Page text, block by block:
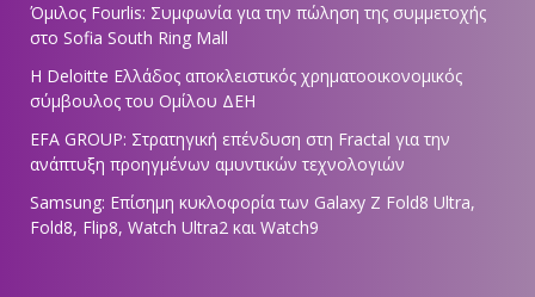
Όμιλος Fourlis: Συμφωνία για την πώληση της συμμετοχής
στο Sofia South Ring Mall
Η Deloitte Ελλάδος αποκλειστικός χρηματοοικονομικός
σύμβουλος του Ομίλου ΔΕΗ
EFA GROUP: Στρατηγική επένδυση στη Fractal για την
ανάπτυξη προηγμένων αμυντικών τεχνολογιών
Samsung: Επίσημη κυκλοφορία των Galaxy Z Fold8 Ultra,
Fold8, Flip8, Watch Ultra2 και Watch9